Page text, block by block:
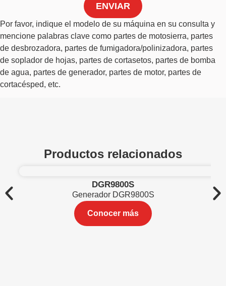
ENVIAR
Por favor, indique el modelo de su máquina en su consulta y
mencione palabras clave como partes de motosierra, partes
de desbrozadora, partes de fumigadora/polinizadora, partes
de soplador de hojas, partes de cortasetos, partes de bomba
de agua, partes de generador, partes de motor, partes de
cortacésped, etc.
Productos relacionados
DGR9800S
Generador DGR9800S
Conocer más